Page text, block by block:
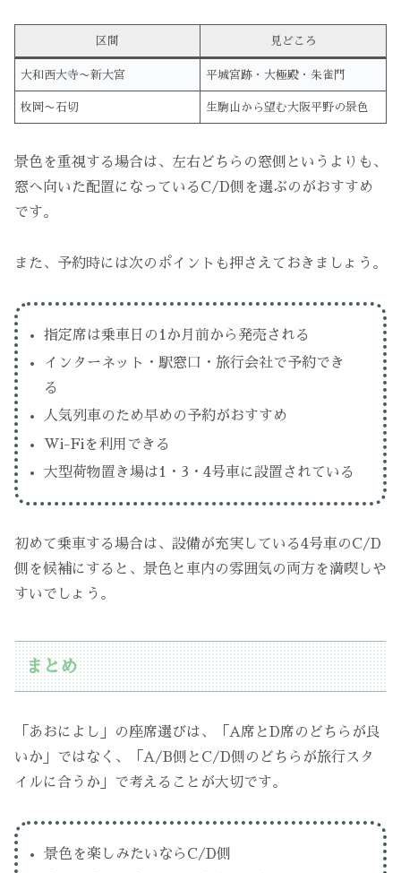
区間 見どころ
大和西大寺〜新大宮 平城宮跡・大極殿・朱雀門
枚岡〜石切 生駒山から望む大阪平野の景色
景色を重視する場合は、左右どちらの窓側というよりも、
窓へ向いた配置になっているC/D側を選ぶのがおすすめ
です。
また、予約時には次のポイントも押さえておきましょう。
指定席は乗車日の1か月前から発売される
インターネット・駅窓口・旅行会社で予約でき
る
人気列車のため早めの予約がおすすめ
Wi-Fiを利用できる
大型荷物置き場は1・3・4号車に設置されている
初めて乗車する場合は、設備が充実している4号車のC/D
側を候補にすると、景色と車内の雰囲気の両方を満喫しや
すいでしょう。
まとめ
「あおによし」の座席選びは、「A席とD席のどちらが良
いか」ではなく、「A/B側とC/D側のどちらが旅行スタ
イルに合うか」で考えることが大切です。
景色を楽しみたいならC/D側